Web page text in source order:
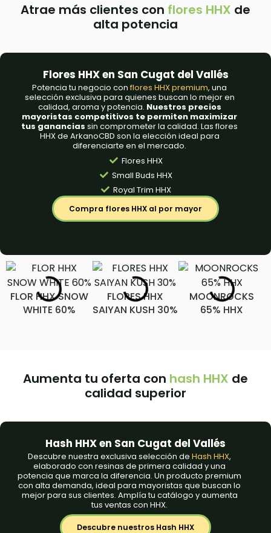
Atrae más clientes con flores HHX de
alta potencia
Flores HHX en San Cugat del Vallés
Potencia tu negocio conflores HHX premium, una
selección exclusiva para quienes buscan lo mejor en
calidad, aroma y potencia. Nuestros precios
mayoristas competitivos te permiten maximizar
tus ganancias sin comprometer la calidad. Las flores
HHX de ArkanoCBD son la elección ideal para
diferenciarte en el mercado.
Flores HHX
Small Buds HHX
Royal Trim HHX
Compra flores HHX al por mayor
FLOR HHX SNOW
WHITE 60%
FLORES HHX
SAIYAN KUSH 30%
MOONROCKS
65% HHX
Aumenta tu oferta con hash HHX de
calidad superior
Hash HHX en San Cugat del Vallés
Descubre nuestra exclusiva selección deHash HHX,
elaborado con resinas de primera calidad y una
potencia que marca la diferencia. Un producto premium
con alta demanda, ideal para mayoristas que buscan lo
mejor para sus clientes. Amplía tu catálogo y aumenta
tus ventas con HHX.
Descubre nuestros Hash HHX